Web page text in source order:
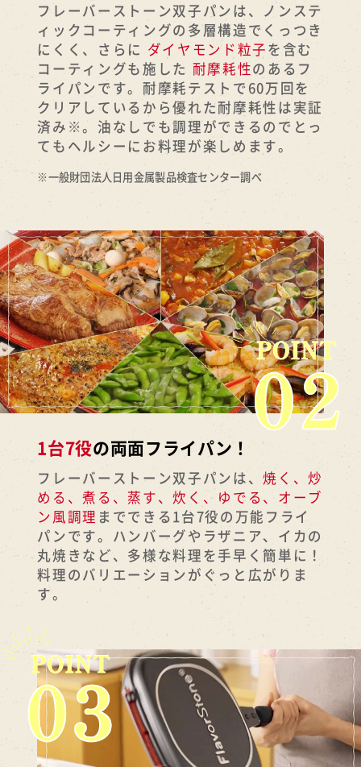
フレーバーストーン双子パンは、ノンステ
ィックコーティングの多層構造でくっつき
にくく、さらに ダイヤモンド粒子を含む
コーティングも施した 耐摩耗性のあるフ
ライパンです。耐摩耗テストで60万回を
クリアしているから優れた耐摩耗性は実証
済み※。油なしでも調理ができるのでとっ
てもヘルシーにお料理が楽しめます。
※一般財団法人日用金属製品検査センター調べ
1台7役の両面フライパン！
フレーバーストーン双子パンは、焼く、炒
める、煮る、蒸す、炊く、ゆでる、オーブ
ン風調理 までできる1台7役の万能フライ
パンです。ハンバーグやラザニア、イカの
丸焼きなど、多様な料理を手早く簡単に！
料理のバリエーションがぐっと広がりま
す。